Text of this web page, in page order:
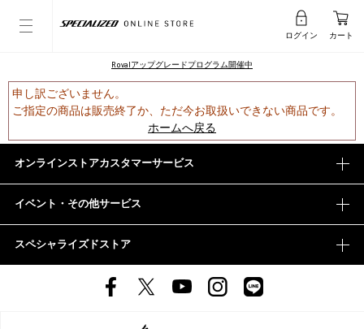
ログイン カート
Rovalアップグレードプログラム開催中
申し訳ございません。
ご指定の商品は販売終了か、ただ今お取扱いできない商品です。
ホームへ戻る
オンラインストアカスタマーサービス
イベント・その他サービス
スペシャライズドストア